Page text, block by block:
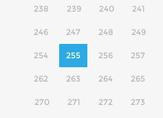
238 239 240 241
246 247 248 249
254 255 256 257
262 263 264 265
270 271 272 273